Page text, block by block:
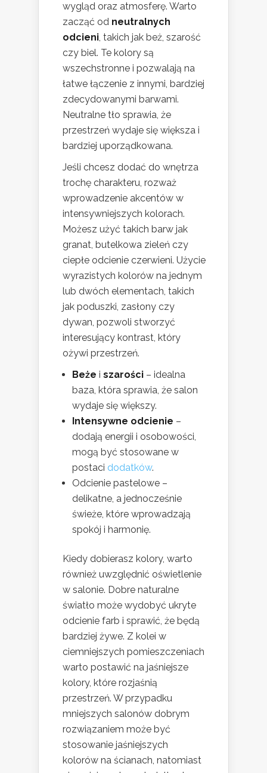
wygląd oraz atmosferę. Warto
zacząć od neutralnych
odcieni, takich jak beż, szarość
czy biel. Te kolory są
wszechstronne i pozwalają na
łatwe łączenie z innymi, bardziej
zdecydowanymi barwami.
Neutralne tło sprawia, że
przestrzeń wydaje się większa i
bardziej uporządkowana.
Jeśli chcesz dodać do wnętrza
trochę charakteru, rozważ
wprowadzenie akcentów w
intensywniejszych kolorach.
Możesz użyć takich barw jak
granat, butelkowa zieleń czy
ciepłe odcienie czerwieni. Użycie
wyrazistych kolorów na jednym
lub dwóch elementach, takich
jak poduszki, zasłony czy
dywan, pozwoli stworzyć
interesujący kontrast, który
ożywi przestrzeń.
Beże i szarości – idealna
baza, która sprawia, że salon
wydaje się większy.
Intensywne odcienie –
dodają energii i osobowości,
mogą być stosowane w
postaci dodatków.
Odcienie pastelowe –
delikatne, a jednocześnie
świeże, które wprowadzają
spokój i harmonię.
Kiedy dobierasz kolory, warto
również uwzględnić oświetlenie
w salonie. Dobre naturalne
światło może wydobyć ukryte
odcienie farb i sprawić, że będą
bardziej żywe. Z kolei w
ciemniejszych pomieszczeniach
warto postawić na jaśniejsze
kolory, które rozjaśnią
przestrzeń. W przypadku
mniejszych salonów dobrym
rozwiązaniem może być
stosowanie jaśniejszych
kolorów na ścianach, natomiast